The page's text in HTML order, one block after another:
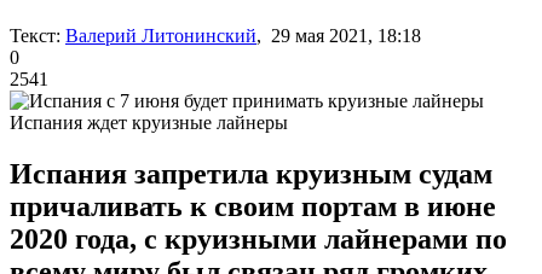
Текст: Валерий Литонинский, 29 мая 2021, 18:18
0
2541
Испания ждет круизные лайнеры
Испания запретила круизным судам
причаливать к своим портам в июне
2020 года, с круизными лайнерами по